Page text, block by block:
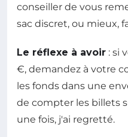
conseiller de vous
sac discret, ou mieux,
Le réflexe à avoir : si
€, demandez à votre
les fonds dans une
de compter les billets
une fois, j'ai regretté.